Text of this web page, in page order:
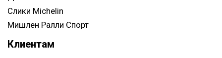
Слики Michelin
Мишлен Ралли Спорт
Клиентам